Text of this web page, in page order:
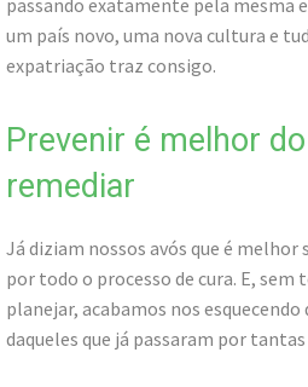
passando exatamente pela mesma
um país novo, uma nova cultura e
expatriação traz consigo.
Prevenir é melhor
remediar
Já diziam nossos avós que é melhor
por todo o processo de cura. E, sem
planejar, acabamos nos esquecendo
daqueles que já passaram por